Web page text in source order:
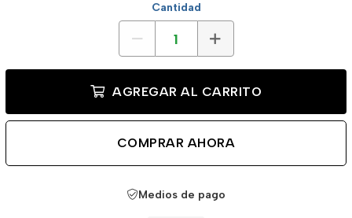
Cantidad
AGREGAR AL CARRITO
COMPRAR AHORA
Medios de pago